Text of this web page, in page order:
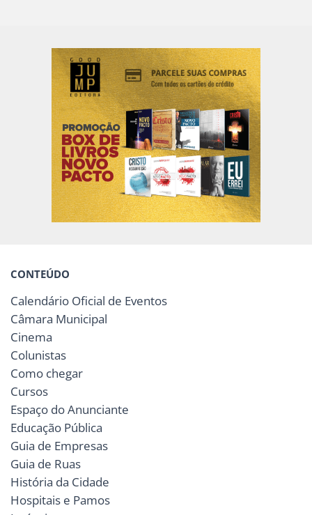
CONTEÚDO
Calendário Oficial de Eventos
Câmara Municipal
Cinema
Colunistas
Como chegar
Cursos
Espaço do Anunciante
Educação Pública
Guia de Empresas
Guia de Ruas
História da Cidade
Hospitais e Pamos